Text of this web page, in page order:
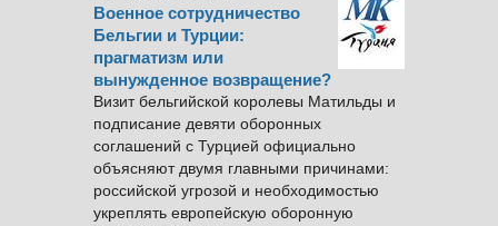
Военное сотрудничество
Бельгии и Турции:
прагматизм или
вынужденное возвращение?
Визит бельгийской королевы Матильды и
подписание девяти оборонных
соглашений с Турцией официально
объясняют двумя главными причинами:
российской угрозой и необходимостью
укреплять европейскую оборонную